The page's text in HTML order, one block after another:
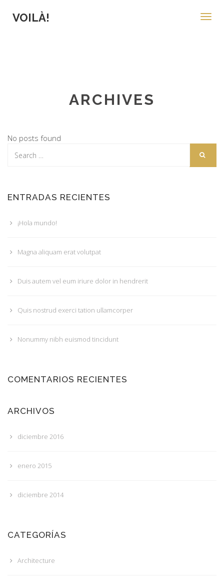
VOILÀ!
ARCHIVES
No posts found
ENTRADAS RECIENTES
¡Hola mundo!
Magna aliquam erat volutpat
Duis autem vel eum iriure dolor in hendrerit
Quis nostrud exerci tation ullamcorper
Nonummy nibh euismod tincidunt
COMENTARIOS RECIENTES
ARCHIVOS
diciembre 2016
enero 2015
diciembre 2014
CATEGORÍAS
Architecture